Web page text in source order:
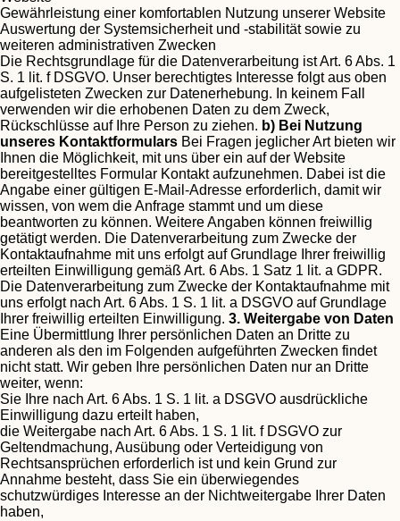
Gewährleistung einer komfortablen Nutzung unserer Website
Auswertung der Systemsicherheit und -stabilität sowie zu
weiteren administrativen Zwecken
Die Rechtsgrundlage für die Datenverarbeitung ist Art. 6 Abs. 1
S. 1 lit. f DSGVO. Unser berechtigtes Interesse folgt aus oben
aufgelisteten Zwecken zur Datenerhebung. In keinem Fall
verwenden wir die erhobenen Daten zu dem Zweck,
Rückschlüsse auf Ihre Person zu ziehen. b) Bei Nutzung
unseres Kontaktformulars Bei Fragen jeglicher Art bieten wir
Ihnen die Möglichkeit, mit uns über ein auf der Website
bereitgestelltes Formular Kontakt aufzunehmen. Dabei ist die
Angabe einer gültigen E-Mail-Adresse erforderlich, damit wir
wissen, von wem die Anfrage stammt und um diese
beantworten zu können. Weitere Angaben können freiwillig
getätigt werden. Die Datenverarbeitung zum Zwecke der
Kontaktaufnahme mit uns erfolgt auf Grundlage Ihrer freiwillig
erteilten Einwilligung gemäß Art. 6 Abs. 1 Satz 1 lit. a GDPR.
Die Datenverarbeitung zum Zwecke der Kontaktaufnahme mit
uns erfolgt nach Art. 6 Abs. 1 S. 1 lit. a DSGVO auf Grundlage
Ihrer freiwillig erteilten Einwilligung. 3. Weitergabe von Daten
Eine Übermittlung Ihrer persönlichen Daten an Dritte zu
anderen als den im Folgenden aufgeführten Zwecken findet
nicht statt. Wir geben Ihre persönlichen Daten nur an Dritte
weiter, wenn:
Sie Ihre nach Art. 6 Abs. 1 S. 1 lit. a DSGVO ausdrückliche
Einwilligung dazu erteilt haben,
die Weitergabe nach Art. 6 Abs. 1 S. 1 lit. f DSGVO zur
Geltendmachung, Ausübung oder Verteidigung von
Rechtsansprüchen erforderlich ist und kein Grund zur
Annahme besteht, dass Sie ein überwiegendes
schutzwürdiges Interesse an der Nichtweitergabe Ihrer Daten
haben,